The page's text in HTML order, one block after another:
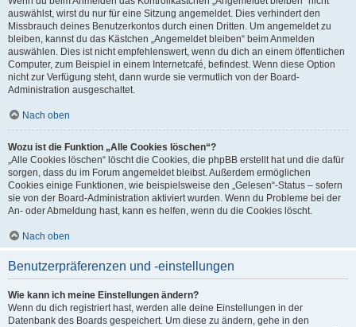
auswählst, wirst du nur für eine Sitzung angemeldet. Dies verhindert den
Missbrauch deines Benutzerkontos durch einen Dritten. Um angemeldet zu
bleiben, kannst du das Kästchen „Angemeldet bleiben“ beim Anmelden
auswählen. Dies ist nicht empfehlenswert, wenn du dich an einem öffentlichen
Computer, zum Beispiel in einem Internetcafé, befindest. Wenn diese Option
nicht zur Verfügung steht, dann wurde sie vermutlich von der Board-
Administration ausgeschaltet.
Nach oben
Wozu ist die Funktion „Alle Cookies löschen“?
„Alle Cookies löschen“ löscht die Cookies, die phpBB erstellt hat und die dafür
sorgen, dass du im Forum angemeldet bleibst. Außerdem ermöglichen
Cookies einige Funktionen, wie beispielsweise den „Gelesen“-Status – sofern
sie von der Board-Administration aktiviert wurden. Wenn du Probleme bei der
An- oder Abmeldung hast, kann es helfen, wenn du die Cookies löscht.
Nach oben
Benutzerpräferenzen und -einstellungen
Wie kann ich meine Einstellungen ändern?
Wenn du dich registriert hast, werden alle deine Einstellungen in der
Datenbank des Boards gespeichert. Um diese zu ändern, gehe in den